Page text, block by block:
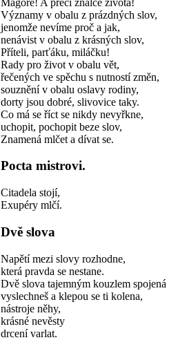
Významy v obalu z prázdných slov,
jenomže nevíme proč a jak,
nenávist v obalu z krásných slov,
Příteli, parťáku, miláčku!
Rady pro život v obalu vět,
řečených ve spěchu s nutností změn,
souznění v obalu oslavy rodiny,
dorty jsou dobré, slivovice taky.
Co má se říct se nikdy nevyřkne,
uchopit, pochopit beze slov,
Znamená mlčet a dívat se.
Pocta mistrovi.
Citadela stojí,
Exupéry mlčí.
Dvě slova
Napětí mezi slovy rozhodne,
která pravda se nestane.
Dvě slova tajemným kouzlem spojená
vyslechneš a klepou se ti kolena,
nástroje něhy,
krásné nevěsty
drcení varlat.